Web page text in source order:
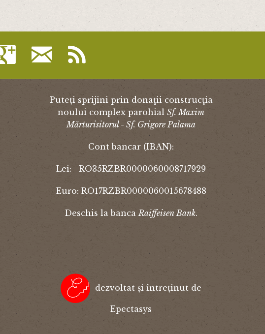
Puteți sprijini prin donaţii construcţia
noului complex parohial Sf. Maxim
Mărturisitorul - Sf. Grigore Palama
Cont bancar (IBAN):
Lei: RO35RZBR0000060008717929
Euro: RO17RZBR0000060015678488
Deschis la bancaRaiffeisen Bank.
dezvoltat și întreținut de
Epectasys